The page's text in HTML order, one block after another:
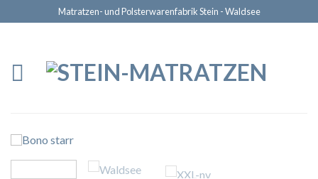
Matratzen- und Polsterwarenfabrik Stein - Waldsee